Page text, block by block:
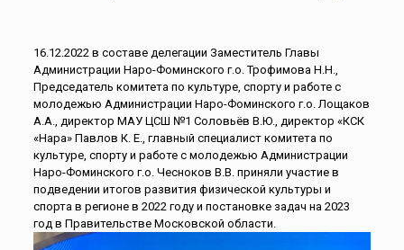
16.12.2022 в составе делегации Заместитель Главы
Администрации Наро-Фоминского г.о. Трофимова Н.Н.,
Председатель комитета по культуре, спорту и работе с
молодежью Администрации Наро-Фоминского г.о. Лощаков
А.А., директор МАУ ЦСШ №1 Соловьёв В.Ю., директор «КСК
«Нара» Павлов К. Е., главный специалист комитета по
культуре, спорту и работе с молодежью Администрации
Наро-Фоминского г.о. Чесноков В.В. приняли участие в
подведении итогов развития физической культуры и
спорта в регионе в 2022 году и постановке задач на 2023
год в Правительстве Московской области.